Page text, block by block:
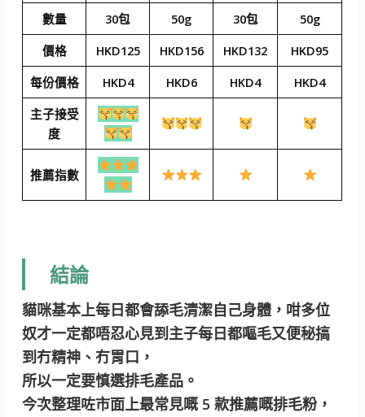
數量
30包 50g 30包
50g
價格
HKD125 HKD156 HKD132
HKD95
每份價格
HKD4 HKD6 HKD4
HKD4
主子接受
度
推薦指數
結論
貓咪基本上每日都會舔毛清潔自己身體，咁多位
奴才一定都唔忍心見到主子每日都嘔毛又便秘搞
到冇精神、冇胃口，
所以一定要慎選排毛產品。
今次整理咗市面上最常見嘅 5 款推薦嘅排毛粉，